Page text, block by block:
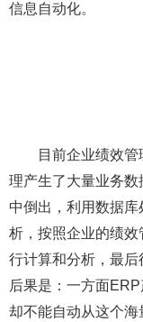
信息自动化。
目前企业绩效管
理产生了大量业务
中倒出，利用数据
析，按照企业的绩
行计算和分析，最后
后果是：一方面
却不能自动从这个